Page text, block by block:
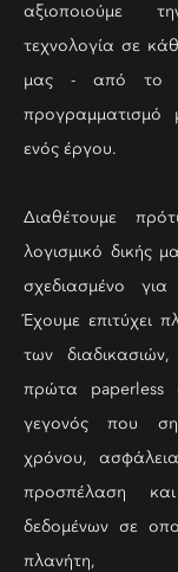
αξιοποιούμε
τεχνολογία σε
μας - από το
προγραμματισμό
ενός έργου.
Διαθέτουμε
λογισμικό δικής
σχεδιασμένο
Έχουμε επιτύχει
των
πρώτα paperless
γεγονός που
χρόνου,
προσπέλαση
δεδομένων σε
πλανήτη,